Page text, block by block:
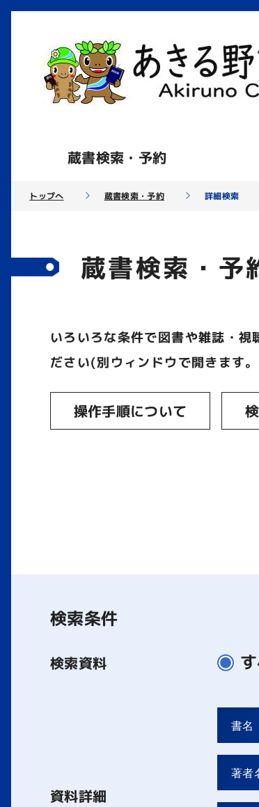
蔵書検索・予約
トップへ 蔵書検索・予約 詳細検索
蔵書検索・予
いろいろな条件で図書や雑誌・
ださい(別ウィンドウで開きます
操作手順について
検索条件
検索資料
資料詳細